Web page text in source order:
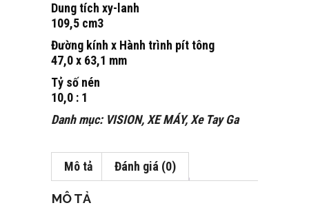
Dung tích xy-lanh
109,5 cm3
Đường kính x Hành trình pít tông
47,0 x 63,1 mm
Tỷ số nén
10,0 : 1
Danh mục: VISION, XE MÁY,Xe Tay Ga
Mô tả Đánh giá (0)
MÔ TẢ